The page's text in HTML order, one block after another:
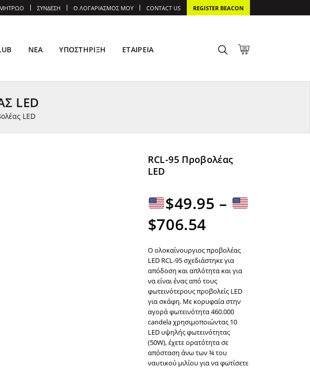
LED
LED
RCL-95 Προβολέας
LED
$49.95 –
$706.54Εύρος
τιμών:
$49.95
έως
$706.54
Ο ολοκαίνουργιος προβολέας
LED RCL-95 σχεδιάστηκε για
απόδοση και απλότητα και για
να είναι ένας από τους
φωτεινότερους προβολείς LED
για σκάφη. Με κορυφαία στην
αγορά φωτεινότητα 460.000
candela χρησιμοποιώντας 10
LED υψηλής φωτεινότητας
(50W), έχετε ορατότητα σε
απόσταση άνω των ¾ του
ναυτικού μιλίου για να φωτίσετε
ΝΈΑ ΥΠΟΣΤΉΡΙΞΗ ΕΤΑΙΡΕΊΑ
ΜΗΤΡΏΟ ΣΎΝΔΕΣΗ Ο ΛΟΓΑΡΙΑΣΜΌΣ ΜΟΥ CONTACT US REGISTER BEACON